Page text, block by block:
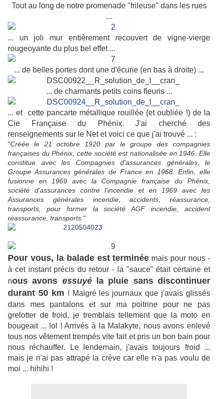
Tout au long de notre promenade "frileuse" dans les rues
...
... un joli mur entièrement recouvert de vigne-vierge
rougeoyante du plus bel effet ...
... de belles portes dont une d'écurie (en bas à droite) ...
... de charmants petits coins fleuris ...
... et cette pancarte métallique rouillée (et oubliée !) de la
Cie Française du Phénix. J'ai cherché des
renseignements sur le Net et voici ce que j'ai trouvé ... :
"Créée le 21 octobre 1920 par le groupe des compagnies
françaises du Phénix, cette société est nationalisée en 1946. Elle
constitue avec les Compagnies d'assurances générales, le
Groupe Assurances générales de France en 1968. Enfin, elle
fusionne en 1969 avec la Compagnie française du Phénix,
société d'assurances contre l'incendie et en 1969 avec les
Assurances générales incendie, accidents, réassurance,
transports, pour former la société AGF incendie, accident
réassurance, transports. "
Pour vous, la balade est terminée mais pour nous -
à cet instant précis du retour - la "sauce" était certaine et
nous avons essuyé
la pluie sans discontinuer
durant 50 km ! Malgré les journaux que j'avais glissés
dans mes pantalons et sur ma poitrine pour ne pas
grelotter de froid, je tremblais tellement que la moto en
bougeait ... lol ! Arrivés à la Malakyte, nous avons enlevé
tous nos vêtement trempés vite fait et pris un bon bain pour
nous réchauffer. Le lendemain, j'avais toujours froid ...
mais je n'ai pas attrapé la crève car elle n'a pas voulu de
moi ... hihihi !